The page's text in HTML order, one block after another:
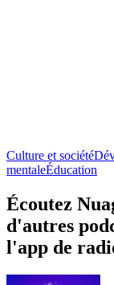
Culture et société
mentaleÉducation
Écoutez
d'autres
l'app de